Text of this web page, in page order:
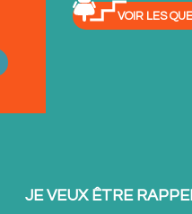
VOIR LES
JE VEUX ÊTRE